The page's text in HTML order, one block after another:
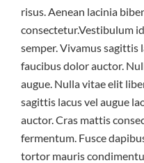
risus. Aenean lacinia
consectetur.Vestibulum
semper. Vivamus sagittis
faucibus dolor auctor.
augue. Nulla vitae elit
sagittis lacus vel augue
auctor. Cras mattis
fermentum. Fusce
tortor mauris